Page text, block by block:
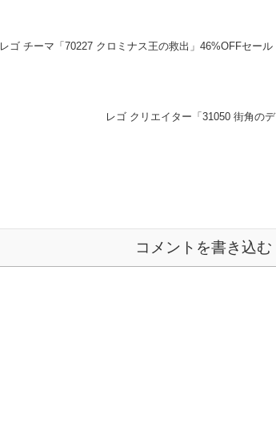
レゴ チーマ「70227 クロミナス王の救出」46%OFFセール
レゴ クリエイター「31050 街角の
コメントを書き込む